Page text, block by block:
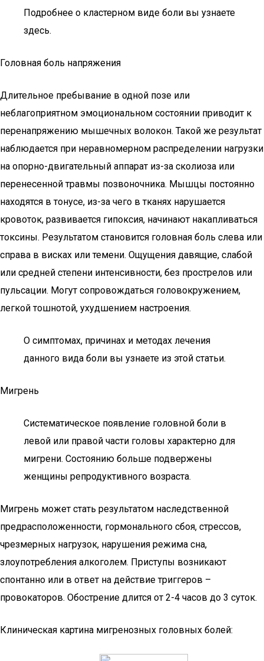
Подробнее о кластерном виде боли вы узнаете
здесь.
Головная боль напряжения
Длительное пребывание в одной позе или
неблагоприятном эмоциональном состоянии приводит к
перенапряжению мышечных волокон. Такой же результат
наблюдается при неравномерном распределении нагрузки
на опорно-двигательный аппарат из-за сколиоза или
перенесенной травмы позвоночника. Мышцы постоянно
находятся в тонусе, из-за чего в тканях нарушается
кровоток, развивается гипоксия, начинают накапливаться
токсины. Результатом становится головная боль слева или
справа в висках или темени. Ощущения давящие, слабой
или средней степени интенсивности, без прострелов или
пульсации. Могут сопровождаться головокружением,
легкой тошнотой, ухудшением настроения.
О симптомах, причинах и методах лечения
данного вида боли вы узнаете из этой статьи.
Мигрень
Систематическое появление головной боли в
левой или правой части головы характерно для
мигрени. Состоянию больше подвержены
женщины репродуктивного возраста.
Мигрень может стать результатом наследственной
предрасположенности, гормонального сбоя, стрессов,
чрезмерных нагрузок, нарушения режима сна,
злоупотребления алкоголем. Приступы возникают
спонтанно или в ответ на действие триггеров –
провокаторов. Обострение длится от 2-4 часов до 3 суток.
Клиническая картина мигренозных головных болей: